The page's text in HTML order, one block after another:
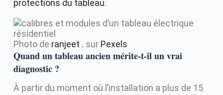
protections du tableau.
Photo de ranjeet . sur Pexels
Quand un tableau ancien mérite-t-il un vrai
diagnostic ?
À partir du moment où l’installation a plus de 15